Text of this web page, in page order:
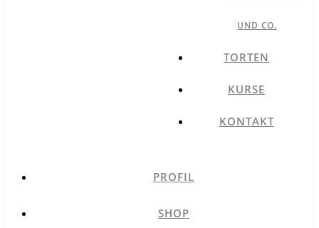
UND CO.
TORTEN
KURSE
KONTAKT
PROFIL
SHOP